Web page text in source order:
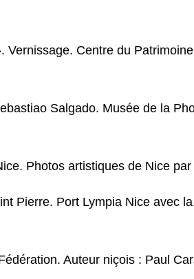
Centre du
Salgado. Musée de la
Photos artistiques de Nice par
Pierre. Port Lympia Nice avec
Auteur niçois : Paul